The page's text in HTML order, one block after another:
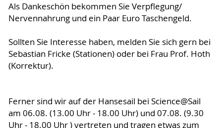
Als Dankeschön bekommen Sie Verpflegung/
Nervennahrung und ein Paar Euro Taschengeld.
Sollten Sie Interesse haben, melden Sie sich gern bei
Sebastian Fricke (Stationen) oder bei Frau Prof. Hoth
(Korrektur).
Ferner sind wir auf der Hansesail bei Science@Sail
am 06.08. (13.00 Uhr - 18.00 Uhr) und 07.08. (9.30
Uhr - 18.00 Uhr ) vertreten und tragen etwas zum